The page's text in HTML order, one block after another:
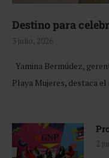
Destino para
3 julio, 2026
Yamina Bermúdez,
Playa Mujeres, destaca
2